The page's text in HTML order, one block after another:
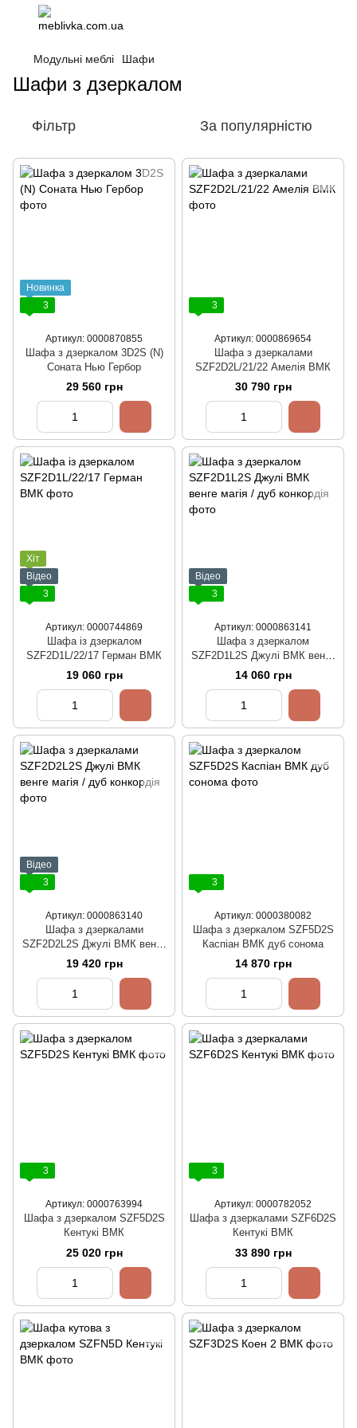
Модульні меблі Шафи
Шафи з дзеркалом
Фільтр За популярністю
Новинка
3
Артикул: 0000870855
Шафа з дзеркалом 3D2S (N)
Соната Нью Гербор
29 560 грн
3
Артикул: 0000869654
Шафа з дзеркалами
SZF2D2L/21/22 Амелія ВМК
30 790 грн
Хіт
Відео
3
Артикул: 0000744869
Шафа із дзеркалом
SZF2D1L/22/17 Герман ВМК
19 060 грн
Відео
3
Артикул: 0000863141
Шафа з дзеркалом
SZF2D1L2S Джулі ВМК венге
магія / дуб конкордія
14 060 грн
Відео
3
Артикул: 0000863140
Шафа з дзеркалами
SZF2D2L2S Джулі ВМК венге
магія / дуб конкордія
19 420 грн
3
Артикул: 0000380082
Шафа з дзеркалом SZF5D2S
Каспіан ВМК дуб сонома
14 870 грн
3
Артикул: 0000763994
Шафа з дзеркалом SZF5D2S
Кентукі ВМК
25 020 грн
3
Артикул: 0000782052
Шафа з дзеркалами SZF6D2S
Кентукі ВМК
33 890 грн